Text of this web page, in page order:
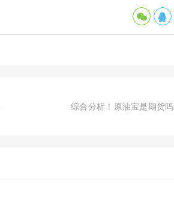
综合分析！原油宝是期货